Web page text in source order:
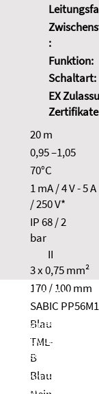
:
Funktion:
Schaltart:
EX
20 m
0,95 –1,05
70°C
1 mA / 4 V - 5 A
/ 250 V*
IP 68 / 2
bar
II
3 x 0,75 mm²
170 / 100 mm
SABIC
Blau
TML-
B
Blau
NOLTA GmbH
Industriestraße 8
35091 Cölbe
Deutschland
Telefon:+49 6421